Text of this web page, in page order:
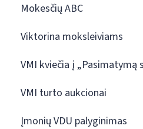
Mokesčių ABC
Viktorina moksleiviams
VMI kviečia į „Pasimatymą
VMI turto aukcionai
Įmonių VDU palyginimas